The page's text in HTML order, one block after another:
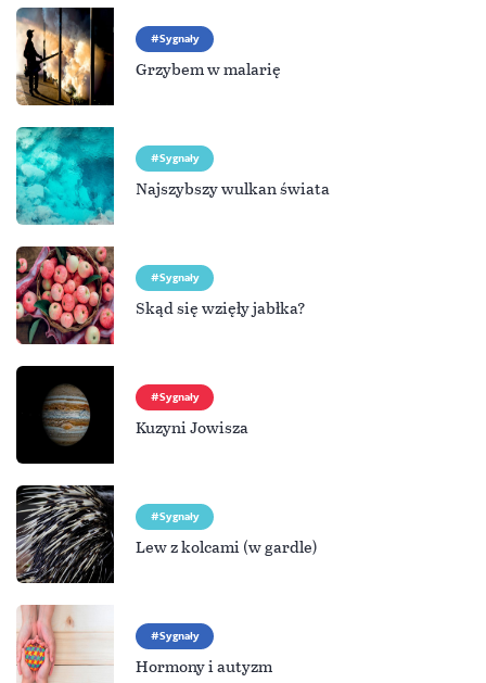
Sygnały
Grzybem w malarię
Sygnały
Najszybszy wulkan świata
Sygnały
Skąd się wzięły jabłka?
Sygnały
Kuzyni Jowisza
Sygnały
Lew z kolcami (w gardle)
Sygnały
Hormony i autyzm